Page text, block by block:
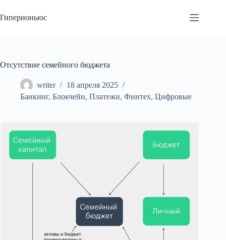
к
сути
Гиперионьюс
Отсутствие семейного бюджета
writer
18 апреля 2025
Банкинг, Блокчейн, Платежи, Финтех, Цифровые